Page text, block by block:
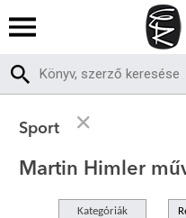
Sport
Martin Himler
Kategóriák